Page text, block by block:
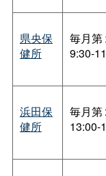
県央保
健所
毎月第
9:30-
浜田保
健所
毎月第
13:00-